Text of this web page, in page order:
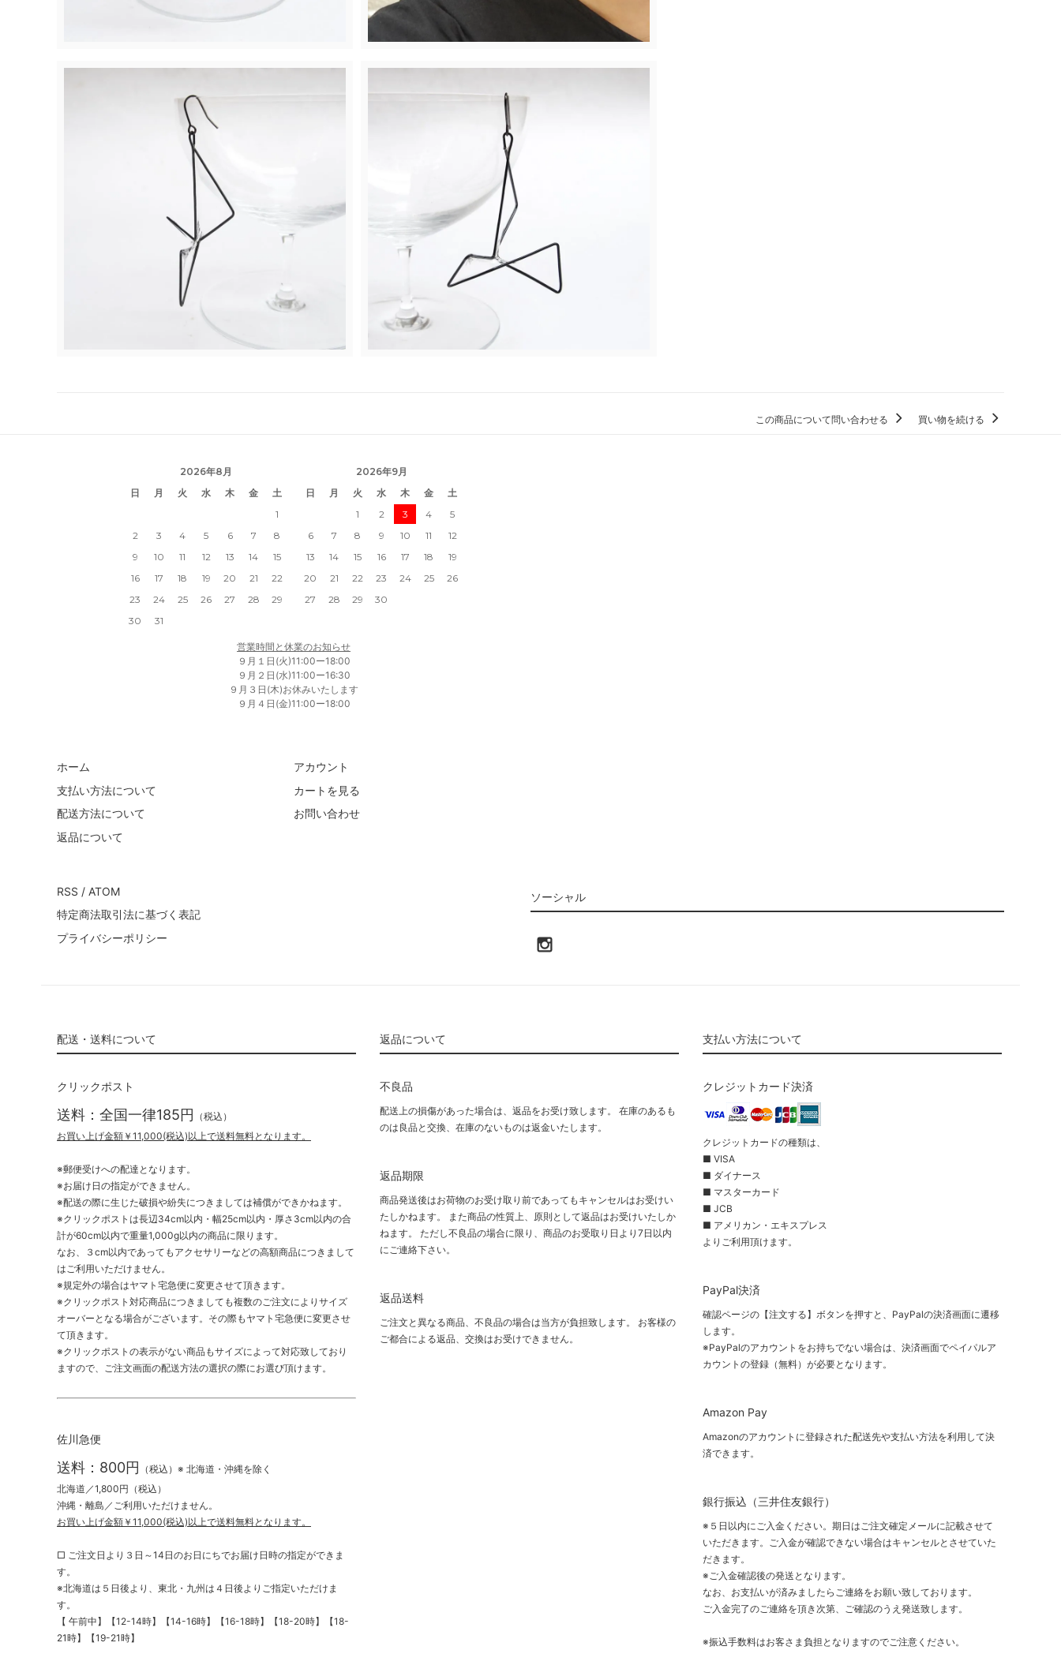
この商品について問い合わせる 買い物を続ける
2026年8月
日
月 火 水 木 金
土
1
2
3 4 5 6 7
8
9
10 11 12 13 14
15
16
17 18 19 20 21
22
23
24 25 26 27 28
29
30
31
2026年9月
日
月 火 水 木 金
土
1
2 3 4
5
6
7 8 9 10 11
12
13
14 15 16 17 18
19
20
21 22 23 24 25
26
27
28 29 30
営業時間と休業のお知らせ
９月１日(火)11:00ー18:00
９月２日(水)11:00ー16:30
９月３日(木)お休みいたします
９月４日(金)11:00ー18:00
ホーム
支払い方法について
配送方法について
返品について
アカウント
カートを見る
お問い合わせ
ソーシャル
RSS / ATOM
特定商法取引法に基づく表記
プライバシーポリシー
配送・送料について
クリックポスト
送料：全国一律185円 （税込）
お買い上げ金額￥11,000(税込)以上で送料無料となります。
※郵便受けへの配達となります。
※お届け日の指定ができません。
※配送の際に生じた破損や紛失につきましては補償ができかねます。
※クリックポストは長辺34cm以内・幅25cm以内・厚さ3cm以内の合
計が60cm以内で重量1,000g以内の商品に限ります。
なお、３cm以内であってもアクセサリーなどの高額商品につきまして
はご利用いただけません。
※規定外の場合はヤマト宅急便に変更させて頂きます。
※クリックポスト対応商品につきましても複数のご注文によりサイズ
オーバーとなる場合がございます。その際もヤマト宅急便に変更させ
て頂きます。
※クリックポストの表示がない商品もサイズによって対応致しており
ますので、ご注文画面の配送方法の選択の際にお選び頂けます。
佐川急便
送料：800円 （税込）※ 北海道・沖縄を除く
北海道／1,800円（税込）
沖縄・離島／ご利用いただけません。
お買い上げ金額￥11,000(税込)以上で送料無料となります。
□ ご注文日より３日～14日のお日にちでお届け日時の指定ができま
す。
※北海道は５日後より、東北・九州は４日後よりご指定いただけま
す。
【 午前中】【12-14時】【14-16時】【16-18時】【18-20時】【18-
21時】【19-21時】
返品について
不良品
配送上の損傷があった場合は、返品をお受け致します。 在庫のあるも
のは良品と交換、在庫のないものは返金いたします。
返品期限
商品発送後はお荷物のお受け取り前であってもキャンセルはお受けい
たしかねます。 また商品の性質上、原則として返品はお受けいたしか
ねます。 ただし不良品の場合に限り、商品のお受取り日より7日以内
にご連絡下さい。
返品送料
ご注文と異なる商品、不良品の場合は当方が負担致します。 お客様の
ご都合による返品、交換はお受けできません。
支払い方法について
クレジットカード決済
クレジットカードの種類は、
■ VISA
■ ダイナース
■ マスターカード
■ JCB
■ アメリカン・エキスプレス
よりご利用頂けます。
PayPal決済
確認ページの【注文する】ボタンを押すと、PayPalの決済画面に遷移
します。
※PayPalのアカウントをお持ちでない場合は、決済画面でペイパルア
カウントの登録（無料）が必要となります。
Amazon Pay
Amazonのアカウントに登録された配送先や支払い方法を利用して決
済できます。
銀行振込（三井住友銀行）
※５日以内にご入金ください。期日はご注文確定メールに記載させて
いただきます。ご入金が確認できない場合はキャンセルとさせていた
だきます。
※ご入金確認後の発送となります。
なお、お支払いが済みましたらご連絡をお願い致しております。
ご入金完了のご連絡を頂き次第、ご確認のうえ発送致します。
※振込手数料はお客さま負担となりますのでご注意ください。